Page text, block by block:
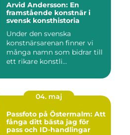
Arvid Andersson: En
framstående konstnär i
svensk konsthistoria
Under den svenska
konstnärsarenan finner vi
många namn som bidrar till
ett rikare konstli...
04. maj
Passfoto på Östermalm: Att
fånga ditt bästa jag för
pass och ID-handlingar